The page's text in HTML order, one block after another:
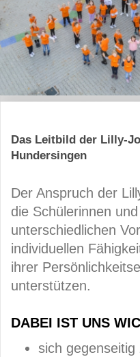
Das Leitbild der Lilly-
Hundersingen
Der Anspruch der
die Schülerinnen
unterschiedlichen
individuellen
ihrer
unterstützen.
DABEI IST UNS
sich